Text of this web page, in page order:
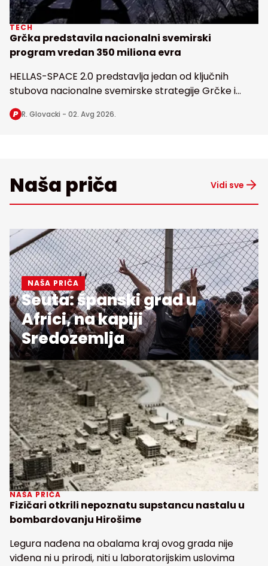
TECH
Grčka predstavila nacionalni svemirski
program vredan 350 miliona evra
HELLAS-SPACE 2.0 predstavlja jedan od ključnih
stubova nacionalne svemirske strategije Grčke i
obuhvata razvoj svemirske infrastrukture, korišćenje
satelitskih aplikacija i podataka
R. Glovacki - 02. Avg 2026.
Naša priča Vidi sve
NAŠA PRIČA
Seuta: španski grad u
Africi, na kapiji
Sredozemlja
NAŠA PRIČA
Fizičari otkrili nepoznatu supstancu nastalu u
bombardovanju Hirošime
Legura nađena na obalama kraj ovog grada nije
viđena ni u prirodi, niti u laboratorijskim uslovima